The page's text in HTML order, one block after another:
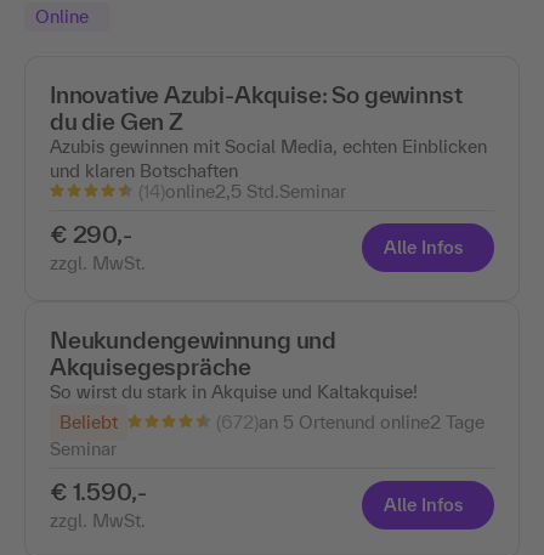
Online
Innovative Azubi-Akquise: So gewinnst
du die Gen Z
Azubis gewinnen mit Social Media, echten Einblicken
und klaren Botschaften
(14)online2,5 Std.Seminar
€ 290,-
zzgl. MwSt.
Alle Infos
Neukundengewinnung und
Akquisegespräche
So wirst du stark in Akquise und Kaltakquise!
Beliebt
(672)an 5 Ortenund online2 Tage
Seminar
€ 1.590,-
zzgl. MwSt.
Alle Infos